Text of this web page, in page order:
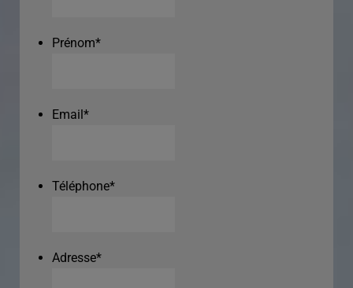
Prénom*
Email*
Téléphone*
Adresse*